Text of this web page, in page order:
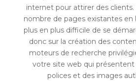
internet pour attirer des clients.
nombre de pages existantes en
plus en plus difficile de se
donc sur la création des
moteurs de recherche
votre site web qui présentent
polices et des images